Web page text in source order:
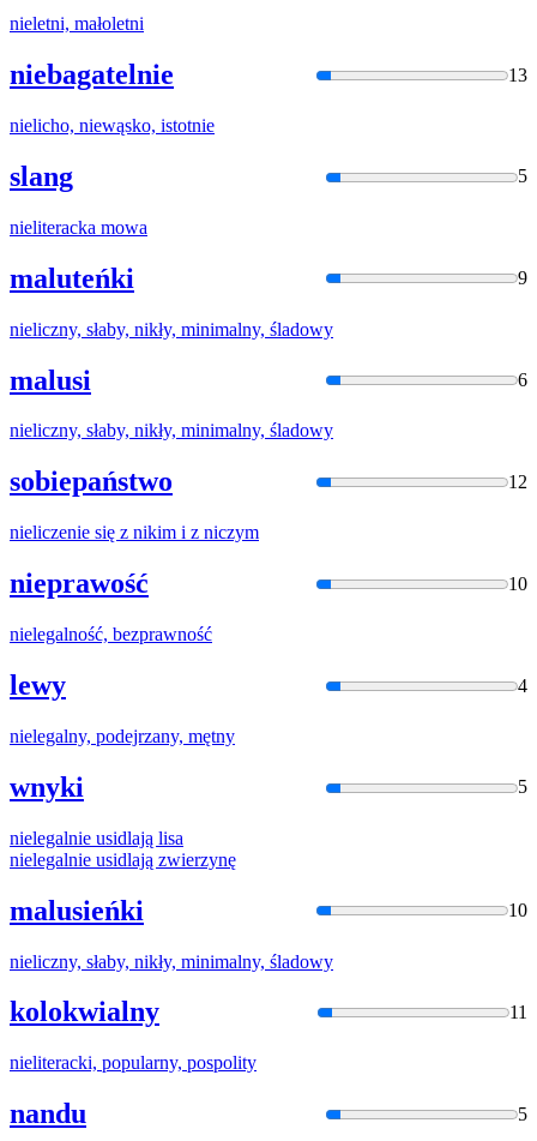
nieletni, małoletni
niebagatelnie 13
nielicho, niewąsko, istotnie
slang 5
nieliteracka mowa
maluteńki 9
nieliczny, słaby, nikły, minimalny, śladowy
malusi 6
nieliczny, słaby, nikły, minimalny, śladowy
sobiepaństwo 12
nieliczenie się z nikim i z niczym
nieprawość 10
nielegalność, bezprawność
lewy 4
nielegalny, podejrzany, mętny
wnyki 5
nielegalnie usidlają lisa
nielegalnie usidlają zwierzynę
malusieńki 10
nieliczny, słaby, nikły, minimalny, śladowy
kolokwialny 11
nieliteracki, popularny, pospolity
nandu 5